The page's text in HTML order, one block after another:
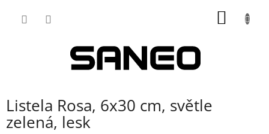
Listela Rosa, 6x30 cm, světle
zelená, lesk